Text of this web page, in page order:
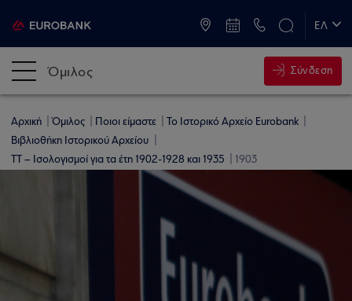
ΕΛ
Όμιλος Σύνδεση
Αρχική Όμιλος Ποιοι είμαστε
Το Ιστορικό Αρχείο Eurobank
Βιβλιοθήκη Ιστορικού Αρχείου
ΤΤ – Ισολογισμοί για τα έτη 1902-1928 και 1935
1903